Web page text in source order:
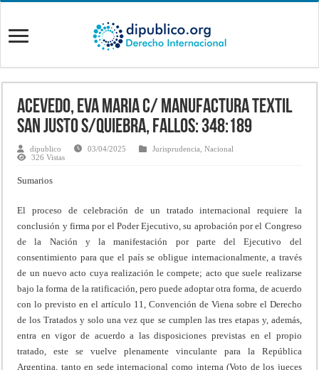
Acevedo, Eva Maria c/ Manufactura Textil
San Justo s/Quiebra, Fallos: 348:189
dipublico 03/04/2025 Jurisprudencia ,Nacional
326 Vistas
Sumarios
El proceso de celebración de un tratado internacional requiere la
conclusión y firma por el Poder Ejecutivo, su aprobación por el Congreso
de la Nación y la manifestación por parte del Ejecutivo del
consentimiento para que el país se obligue internacionalmente, a través
de un nuevo acto cuya realización le compete; acto que suele realizarse
bajo la forma de la ratificación, pero puede adoptar otra forma, de acuerdo
con lo previsto en el artículo 11, Convención de Viena sobre el Derecho
de los Tratados y solo una vez que se cumplen las tres etapas y, además,
entra en vigor de acuerdo a las disposiciones previstas en el propio
tratado, este se vuelve plenamente vinculante para la República
Argentina, tanto en sede internacional como interna (Voto de los jueces